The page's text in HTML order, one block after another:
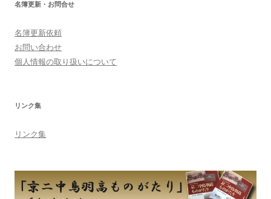
名簿更新・お問合せ
名簿更新依頼
お問い合わせ
個人情報の取り扱いについて
リンク集
リンク集